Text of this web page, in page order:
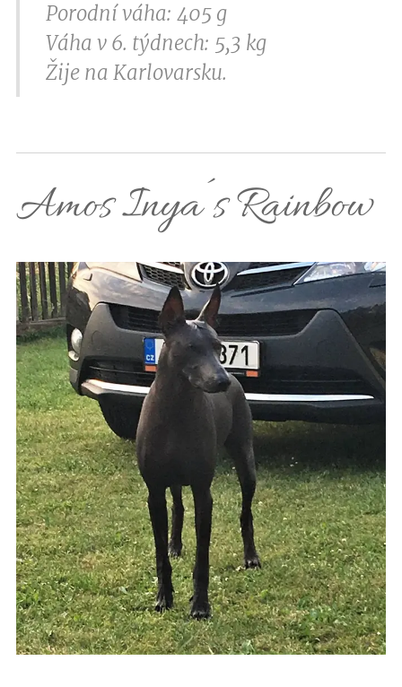
Porodní váha: 405 g
Váha v 6. týdnech: 5,3 kg
Žije na Karlovarsku.
Amos Inya´s Rainbow